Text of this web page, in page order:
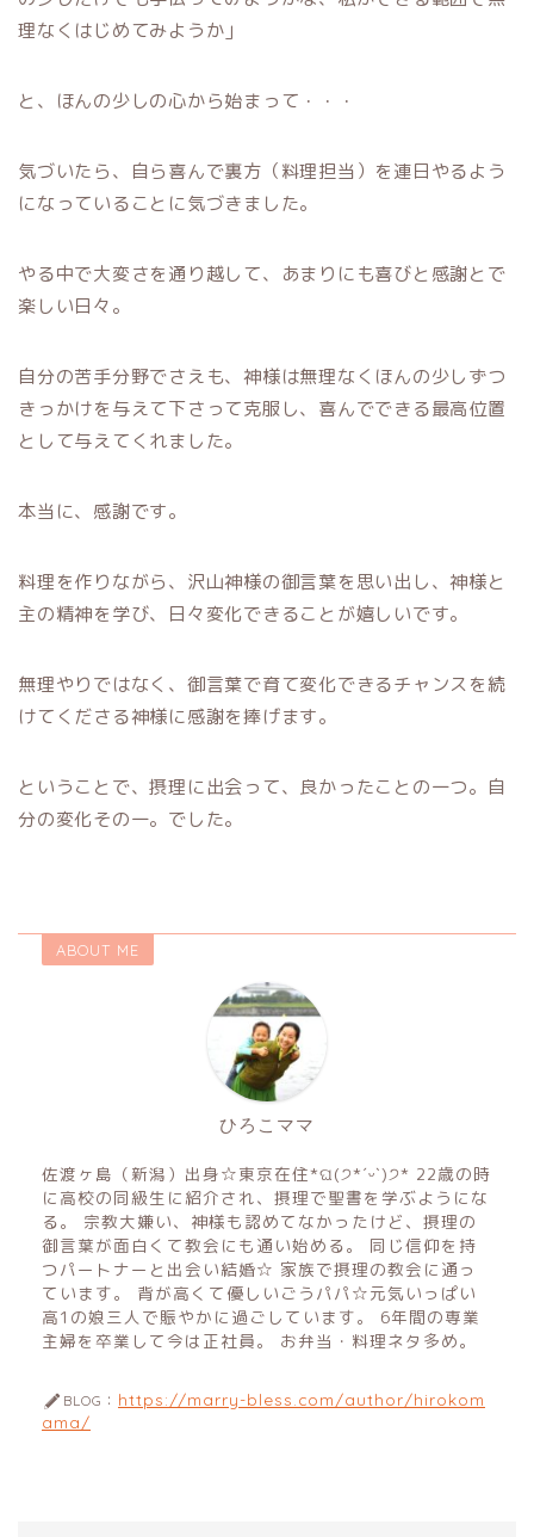
理なくはじめてみようか」
と、ほんの少しの心から始まって・・・
気づいたら、自ら喜んで裏方（料理担当）を連日やるよう
になっていることに気づきました。
やる中で大変さを通り越して、あまりにも喜びと感謝とで
楽しい日々。
自分の苦手分野でさえも、神様は無理なくほんの少しずつ
きっかけを与えて下さって克服し、喜んでできる最高位置
として与えてくれました。
本当に、感謝です。
料理を作りながら、沢山神様の御言葉を思い出し、神様と
主の精神を学び、日々変化できることが嬉しいです。
無理やりではなく、御言葉で育て変化できるチャンスを続
けてくださる神様に感謝を捧げます。
ということで、摂理に出会って、良かったことの一つ。自
分の変化その一。でした。
ABOUT ME
ひろこママ
佐渡ヶ島（新潟）出身☆東京在住*ଘ(੭*ˊᵕˋ)੭* 22歳の時
に高校の同級生に紹介され、摂理で聖書を学ぶようにな
る。 宗教大嫌い、神様も認めてなかったけど、摂理の
御言葉が面白くて教会にも通い始める。 同じ信仰を持
つパートナーと出会い結婚☆ 家族で摂理の教会に通っ
ています。 背が高くて優しいごうパパ☆元気いっぱい
高1の娘三人で賑やかに過ごしています。 6年間の専業
主婦を卒業して今は正社員。 お弁当・料理ネタ多め。
BLOG： https://marry-bless.com/author/hirokom
ama/